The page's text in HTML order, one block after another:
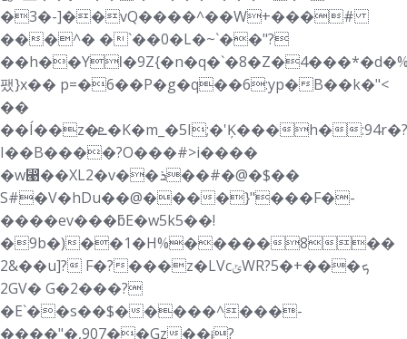
�3�-]��vQ����^��W+���#
���^� �`��0�L�~`��"?
팼}x�� p=�6��P�g�q��6:yp�B��k�"<
��
��Í��z�ܧ�K�m_�5I;�'Ķ���h�:94r�?%*��G�p9J�I�
I��B����?O���#>i����
�w⵩��XL2�v��ܪ��#�@�$��
S#�V�hDu��@����}"���F�-
����ev���ƃE�w5k5��!
�9b�)��1�H%�����8��
2&��u]? F�?���z�LVcݶWRܟ���+�5?
2GV� G�2���?
�E`��s��$�����^���-
����"�,907��Gz��¡?